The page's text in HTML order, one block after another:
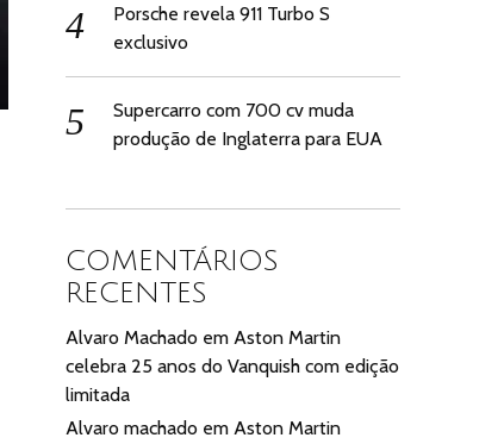
Porsche revela 911 Turbo S
exclusivo
Supercarro com 700 cv muda
produção de Inglaterra para EUA
COMENTÁRIOS
RECENTES
Alvaro Machado emAston Martin
celebra 25 anos do Vanquish com edição
limitada
Alvaro machado emAston Martin